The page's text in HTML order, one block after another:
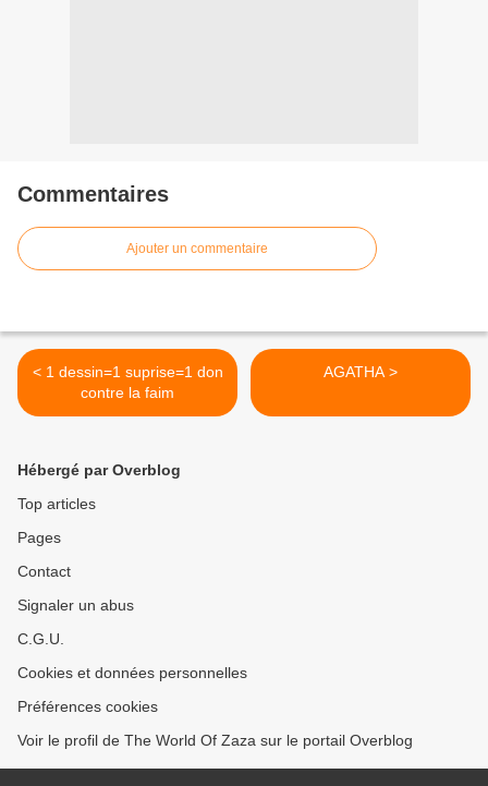
Commentaires
Ajouter un commentaire
< 1 dessin=1 suprise=1 don
contre la faim
AGATHA >
Hébergé par Overblog
Top articles
Pages
Contact
Signaler un abus
C.G.U.
Cookies et données personnelles
Préférences cookies
Voir le profil de The World Of Zaza sur le portail Overblog